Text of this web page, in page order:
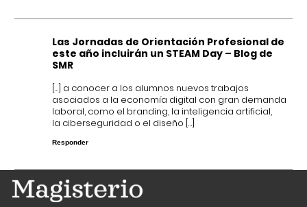
Las Jornadas de Orientación Profesional de
este año incluirán un STEAM Day – Blog de
SMR
[…] a conocer a los alumnos nuevos trabajos
asociados a la economía digital con gran demanda
laboral, como el branding, la inteligencia artificial,
la ciberseguridad o el diseño […]
Responder